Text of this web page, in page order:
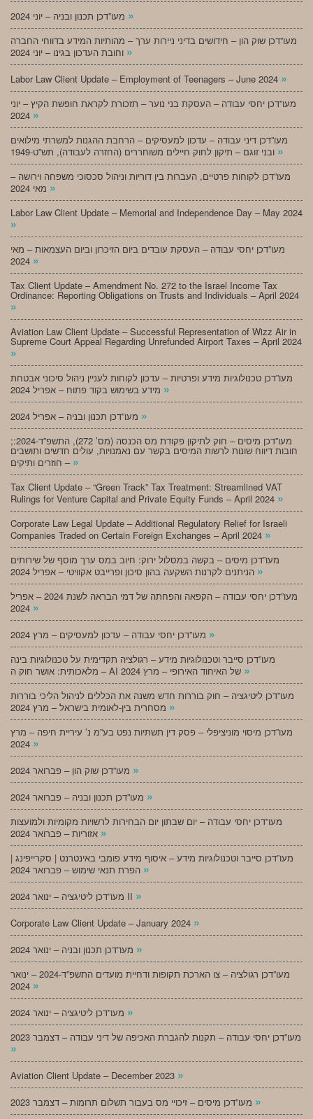
»
מעו”דכן שוק הון – חידושים בדיני ניירות ערך – מהותיות המידע בדווחי החברה
»
Labor Law Client Update – Employment of Teenagers – June 2024 »
מעו”דכן יחסי עבודה – העסקת בני נוער – תזכורת לקראת חופשת הקיץ – יוני
»
מעו”דכן דיני עבודה – עדכון למעסיקים – הרחבת ההגנות למשרתי מילואים
»
מעו”דכן לקוחות פרטיים, העברות בין דוריות וניהול סכסוכי משפחה וירושה –
»
Labor Law Client Update – Memorial and Independence Day – May 2024
»
מעו”דכן יחסי עבודה – העסקת עובדים ביום הזיכרון וביום העצמאות – מאי
»
Tax Client Update – Amendment No. 272 to the Israel Income Tax
Ordinance: Reporting Obligations on Trusts and Individuals – April 2024
»
Aviation Law Client Update – Successful Representation of Wizz Air in
Supreme Court Appeal Regarding Unrefunded Airport Taxes – April 2024
»
מעו”דכן טכנולוגיות מידע ופרטיות – עדכון לקוחות לעניין ניהול סיכוני אבטחת
»
»
;מעו”דכן מיסים – חוק לתיקון פקודת מס הכנסה (מס’ 272), התשפ”ד-2024:
חובות דיווח שונות לרשות המיסים בקשר עם נאמנויות, עולים חדשים ותושבים
חוזרים ותיקים – »
Tax Client Update – “Green Track” Tax Treatment: Streamlined VAT
Rulings for Venture Capital and Private Equity Funds – April 2024 »
Corporate Law Legal Update – Additional Regulatory Relief for Israeli
Companies Traded on Certain Foreign Exchanges – April 2024 »
מעו”דכן מיסים – בקשה במסלול ירוק: חיוב במס ערך מוסף של שירותים
»
מעו”דכן יחסי עבודה – הקפאה והפחתה של דמי הבראה לשנת 2024 – אפריל
»
»
מעו”דכן סייבר וטכנולוגיות מידע – רגולציה תקדימית על טכנולוגיות בינה
»
מעו”דכן ליטיגציה – חוק בוררות חדש משנה את הכללים לניהול הליכי בוררות
»
מעו”דכן מיסוי מוניציפלי – פסק דין תשתיות נפט בע”מ נ’ עיריית חיפה – מרץ
»
»
»
מעו”דכן יחסי עבודה – יום שבתון יום הבחירות לרשויות מקומיות ולמועצות
»
מעו”דכן סייבר וטכנולוגיות מידע – איסוף מידע פומבי באינטרנט | סקרייפינג |
»
מעו”דכן ליטיגציה – ינואר 2024 II »
Corporate Law Client Update – January 2024 »
»
מעו”דכן רגולציה – צו הארכת תקופות ודחיית מועדים התשפ”ד-2024 – ינואר
»
»
מעו”דכן יחסי עבודה – תקנות להגברת האכיפה של דיני עבודה – דצמבר 2023
»
Aviation Client Update – December 2023 »
»